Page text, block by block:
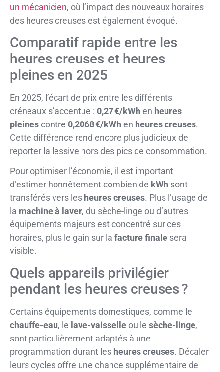
un mécanicien, où l’impact des nouveaux horaires
des heures creuses est également évoqué.
Comparatif rapide entre les
heures creuses et heures
pleines en 2025
En 2025, l’écart de prix entre les différents
créneaux s’accentue : 0,27 €/kWh en heures
pleinescontre 0,2068 €/kWh en heures creuses.
Cette différence rend encore plus judicieux de
reporter la lessive hors des pics de consommation.
Pour optimiser l’économie, il est important
d’estimer honnêtement combien de kWh sont
transférés vers les heures creuses. Plus l’usage de
la machine à laver, du sèche-linge ou d’autres
équipements majeurs est concentré sur ces
horaires, plus le gain sur la facture finale sera
visible.
Quels appareils privilégier
pendant les heures creuses ?
Certains équipements domestiques, comme le
chauffe-eau, le lave-vaisselle ou le sèche-linge,
sont particulièrement adaptés à une
programmation durant les heures creuses. Décaler
leurs cycles offre une chance supplémentaire de